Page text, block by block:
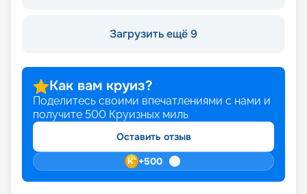
Загрузить ещё 9
Как вам круиз?
Поделитесь своими впечатлениями с нами и
получите 500 Круизных миль
Оставить отзыв
+500